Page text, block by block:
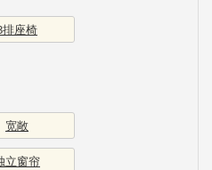
排座椅
宽敞
立窗帘